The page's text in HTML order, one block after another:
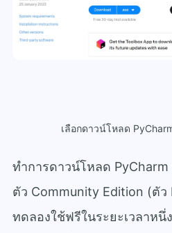
เลือกดาวน์โหลด
ทำการดาวน์โหลด
ตัว Community Edition (ตัว
ทดลองใช้ฟรีในระยะเวลาหนึ่